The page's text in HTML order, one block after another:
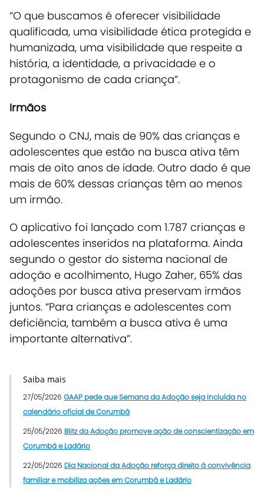
“O que buscamos é oferecer visibilidade
qualificada, uma visibilidade ética protegida e
humanizada, uma visibilidade que respeite a
história, a identidade, a privacidade e o
protagonismo de cada criança”.
Irmãos
Segundo o CNJ, mais de 90% das crianças e
adolescentes que estão na busca ativa têm
mais de oito anos de idade. Outro dado é que
mais de 60% dessas crianças têm ao menos
um irmão.
O aplicativo foi lançado com 1.787 crianças e
adolescentes inseridos na plataforma. Ainda
segundo o gestor do sistema nacional de
adoção e acolhimento, Hugo Zaher, 65% das
adoções por busca ativa preservam irmãos
juntos. “Para crianças e adolescentes com
deficiência, também a busca ativa é uma
importante alternativa”.
Saiba mais
27/05/2026 GAAP pede que Semana da Adoção seja incluída no
calendário oficial de Corumbá
25/05/2026 Blitz da Adoção promove ação de conscientização em
Corumbá e Ladário
22/05/2026 Dia Nacional da Adoção reforça direito à convivência
familiar e mobiliza ações em Corumbá e Ladário